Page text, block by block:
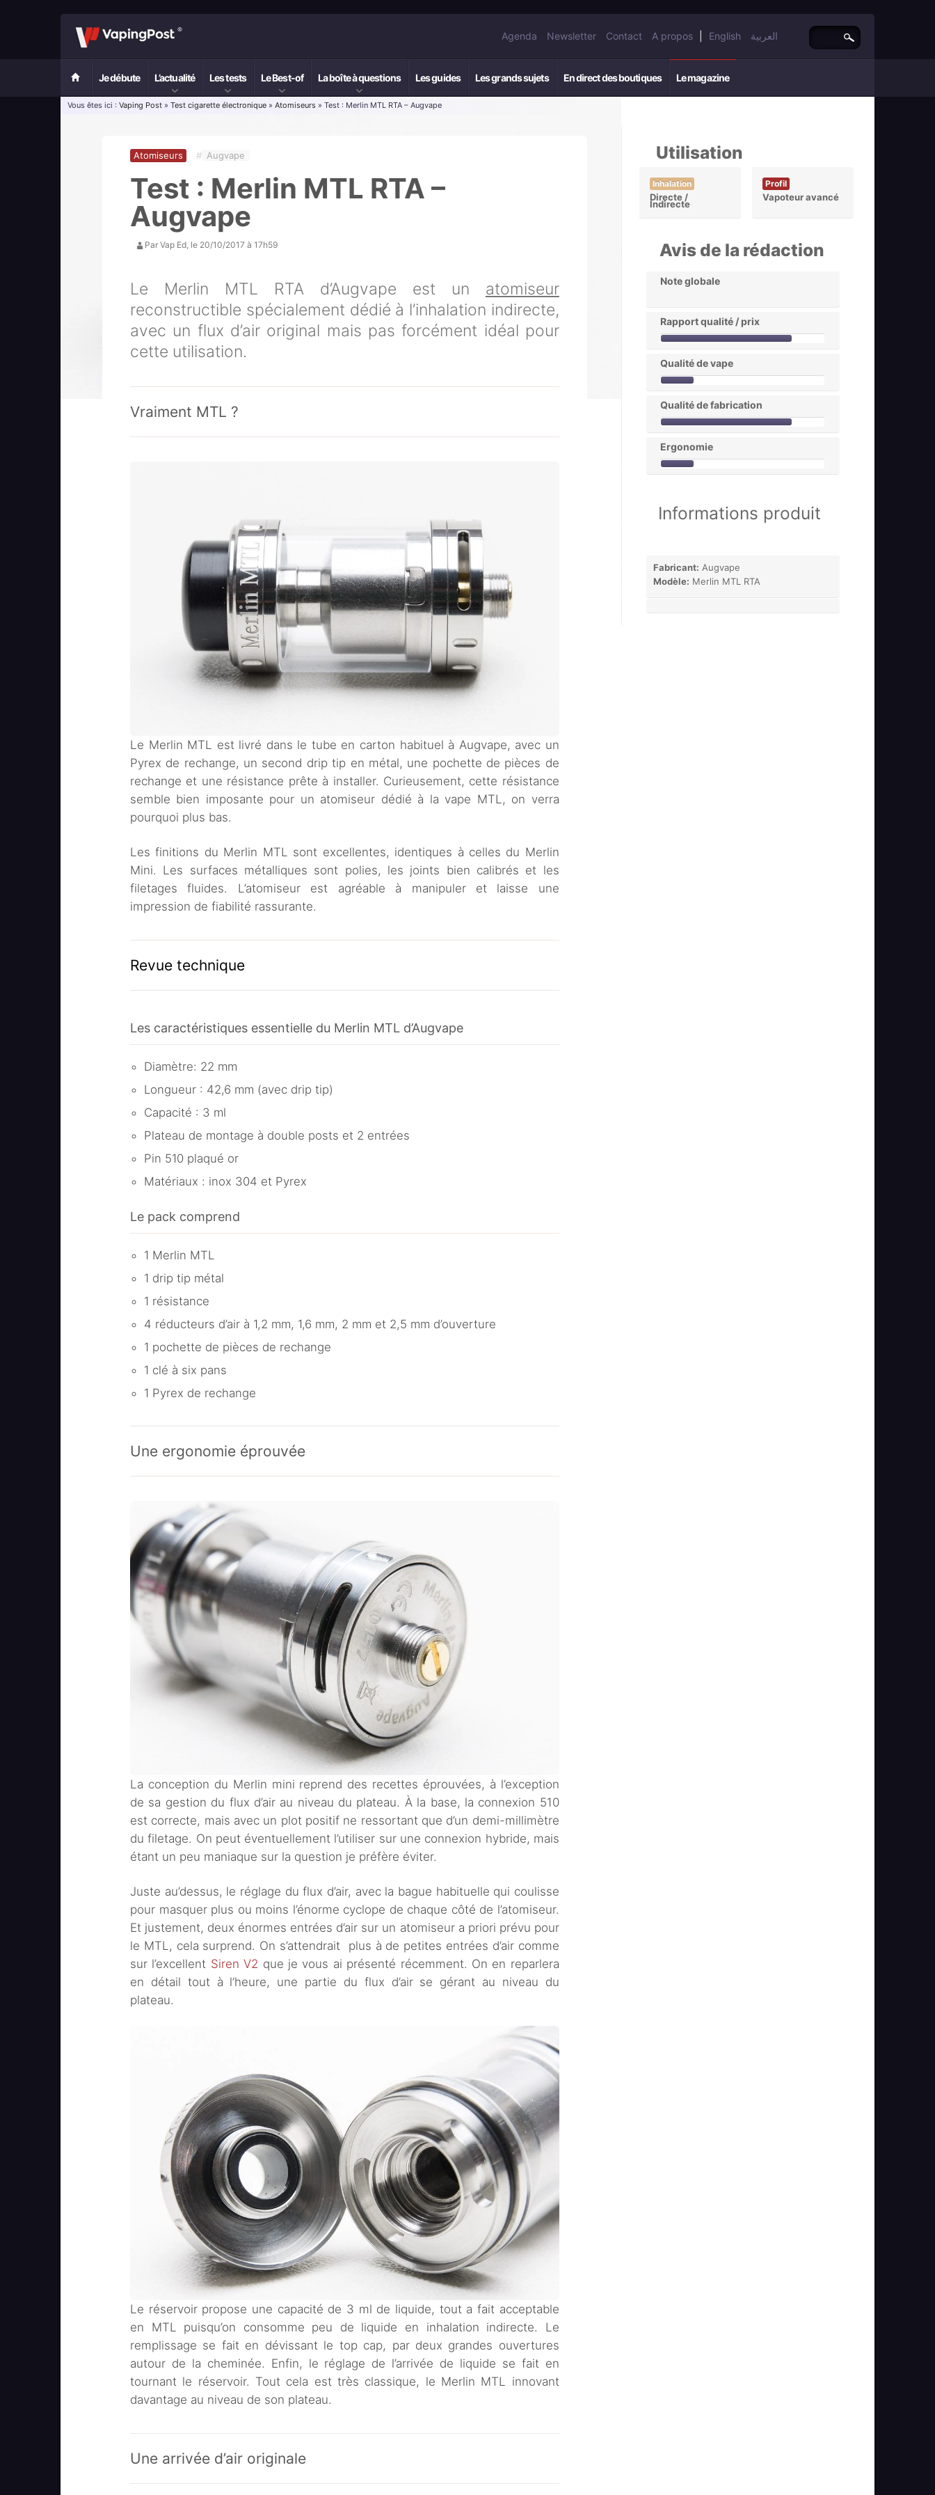
Agenda Newsletter Contact A propos English العربية
Je débute L’actualité Les tests Le Best-of La boîte à questions Les guides Les grands sujets En direct des boutiques Le magazine
Vous êtes ici : Vaping Post » Test cigarette électronique » Atomiseurs » Test : Merlin MTL RTA – Augvape
Test : Merlin MTL RTA –
Augvape
Atomiseurs # Augvape
Par Vap Ed, le 20/10/2017 à 17h59
Le Merlin MTL RTA d’Augvape est un atomiseur
reconstructible spécialement dédié à l’inhalation indirecte,
avec un flux d’air original mais pas forcément idéal pour
cette utilisation.
Vraiment MTL ?
Le Merlin MTL est livré dans le tube en carton habituel à Augvape, avec un
Pyrex de rechange, un second drip tip en métal, une pochette de pièces de
rechange et une résistance prête à installer. Curieusement, cette résistance
semble bien imposante pour un atomiseur dédié à la vape MTL, on verra
pourquoi plus bas.
Les finitions du Merlin MTL sont excellentes, identiques à celles du Merlin
Mini. Les surfaces métalliques sont polies, les joints bien calibrés et les
filetages fluides. L’atomiseur est agréable à manipuler et laisse une
impression de fiabilité rassurante.
Revue technique
Les caractéristiques essentielle du Merlin MTL d’Augvape
Diamètre: 22 mm
Longueur : 42,6 mm (avec drip tip)
Capacité : 3 ml
Plateau de montage à double posts et 2 entrées
Pin 510 plaqué or
Matériaux : inox 304 et Pyrex
Le pack comprend
1 Merlin MTL
1 drip tip métal
1 résistance
4 réducteurs d’air à 1,2 mm, 1,6 mm, 2 mm et 2,5 mm d’ouverture
1 pochette de pièces de rechange
1 clé à six pans
1 Pyrex de rechange
Une ergonomie éprouvée
La conception du Merlin mini reprend des recettes éprouvées, à l’exception
de sa gestion du flux d’air au niveau du plateau. À la base, la connexion 510
est correcte, mais avec un plot positif ne ressortant que d’un demi-millimètre
du filetage. On peut éventuellement l’utiliser sur une connexion hybride, mais
étant un peu maniaque sur la question je préfère éviter.
Juste au’dessus, le réglage du flux d’air, avec la bague habituelle qui coulisse
pour masquer plus ou moins l’énorme cyclope de chaque côté de l’atomiseur.
Et justement, deux énormes entrées d’air sur un atomiseur a priori prévu pour
le MTL, cela surprend. On s’attendrait plus à de petites entrées d’air comme
sur l’excellent Siren V2 que je vous ai présenté récemment. On en reparlera
en détail tout à l’heure, une partie du flux d’air se gérant au niveau du
plateau.
Le réservoir propose une capacité de 3 ml de liquide, tout a fait acceptable
en MTL puisqu’on consomme peu de liquide en inhalation indirecte. Le
remplissage se fait en dévissant le top cap, par deux grandes ouvertures
autour de la cheminée. Enfin, le réglage de l’arrivée de liquide se fait en
tournant le réservoir. Tout cela est très classique, le Merlin MTL innovant
davantage au niveau de son plateau.
Une arrivée d’air originale
Utilisation
Inhalation
Directe /
Indirecte
Profil
Vapoteur avancé
Avis de la rédaction
Note globale
Rapport qualité / prix
Qualité de vape
Qualité de fabrication
Ergonomie
Informations produit
Fabricant: Augvape
Modèle: Merlin MTL RTA